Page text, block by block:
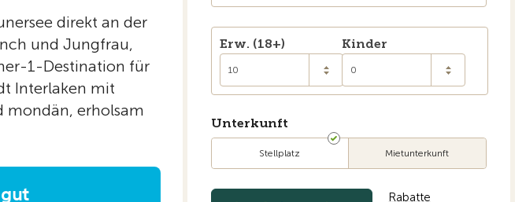
direkt an der
und Jungfrau,
1-Destination für
Interlaken mit
mondän, erholsam
Erw. (18+)
10
Kinder
0
Unterkunft
Stellplatz Mietunterkunft
Rabatte